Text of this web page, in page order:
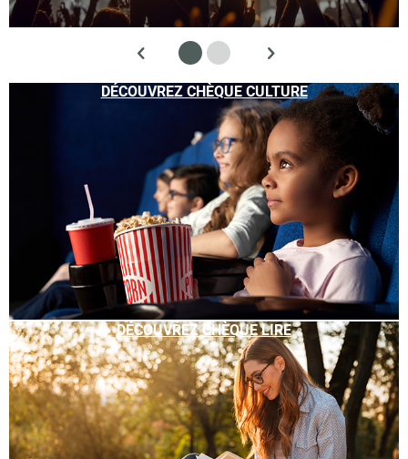
DÉCOUVREZ CHÈQUE CULTURE
DÉCOUVREZ CHÈQUE LIRE